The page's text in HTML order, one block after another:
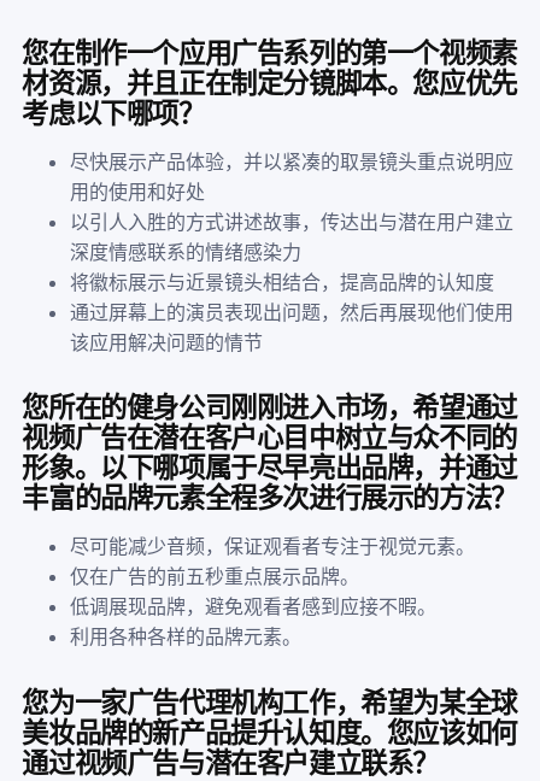
您在制作一个应用广告系列的第一个视频素
材资源，并且正在制定分镜脚本。您应优先
考虑以下哪项？
尽快展示产品体验，并以紧凑的取景镜头重点说明应
用的使用和好处
以引人入胜的方式讲述故事，传达出与潜在用户建立
深度情感联系的情绪感染力
将徽标展示与近景镜头相结合，提高品牌的认知度
通过屏幕上的演员表现出问题，然后再展现他们使用
该应用解决问题的情节
您所在的健身公司刚刚进入市场，希望通过
视频广告在潜在客户心目中树立与众不同的
形象。以下哪项属于尽早亮出品牌，并通过
丰富的品牌元素全程多次进行展示的方法？
尽可能减少音频，保证观看者专注于视觉元素。
仅在广告的前五秒重点展示品牌。
低调展现品牌，避免观看者感到应接不暇。
利用各种各样的品牌元素。
您为一家广告代理机构工作，希望为某全球
美妆品牌的新产品提升认知度。您应该如何
通过视频广告与潜在客户建立联系？